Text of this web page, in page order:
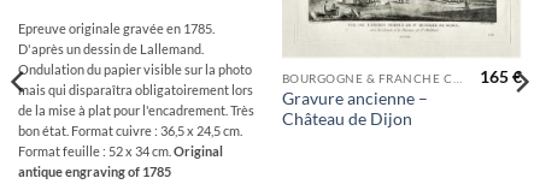
Epreuve originale gravée en 1785.
D'après un dessin de Lallemand.
Ondulation du papier visible sur la photo
mais qui disparaîtra obligatoirement lors
de la mise à plat pour l'encadrement. Très
bon état. Format cuivre : 36,5 x 24,5 cm.
Format feuille : 52 x 34 cm. Original
antique engraving of 1785
Gravure ancienne –
Château de Dijon
165€